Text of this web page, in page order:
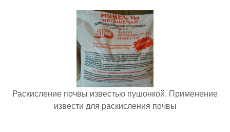
Раскисление почвы известью пушонкой. Применение
извести для раскисления почвы